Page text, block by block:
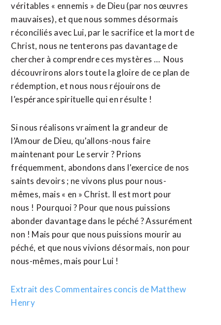
véritables « ennemis » de Dieu (par nos œuvres
mauvaises), et que nous sommes désormais
réconciliés avec Lui, par le sacrifice et la mort de
Christ, nous ne tenterons pas davantage de
chercher à comprendre ces mystères … Nous
découvrirons alors toute la gloire de ce plan de
rédemption, et nous nous réjouirons de
l’espérance spirituelle qui en résulte !
Si nous réalisons vraiment la grandeur de
l’Amour de Dieu, qu’allons-nous faire
maintenant pour Le servir ? Prions
fréquemment, abondons dans l’exercice de nos
saints devoirs ; ne vivons plus pour nous-
mêmes, mais « en » Christ. Il est mort pour
nous ! Pourquoi ? Pour que nous puissions
abonder davantage dans le péché ? Assurément
non ! Mais pour que nous puissions mourir au
péché, et que nous vivions désormais, non pour
nous-mêmes, mais pour Lui !
Extrait des Commentaires concis de Matthew
Henry